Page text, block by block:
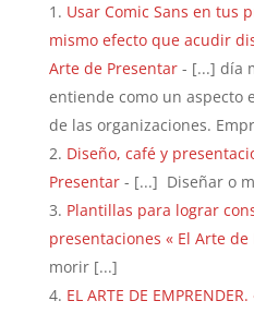
Usar Comic Sans en tus
mismo efecto que acudir
Arte de Presentar- [...] día
entiende como un aspecto
de las organizaciones.
Diseño, café y
Presentar- [...] Diseñar o
Plantillas para lograr
presentaciones « El Arte de
morir [...]
EL ARTE DE